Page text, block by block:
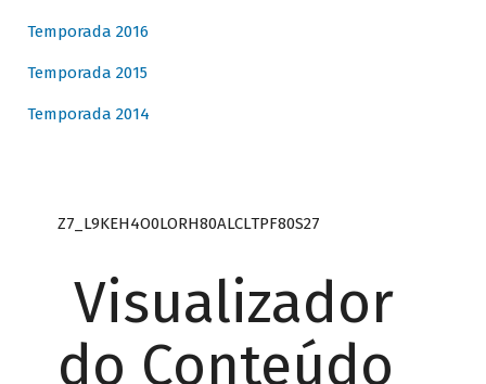
Temporada 2016
Temporada 2015
Temporada 2014
Z7_L9KEH4O0LORH80ALCLTPF80S27
Visualizador
do Conteúdo